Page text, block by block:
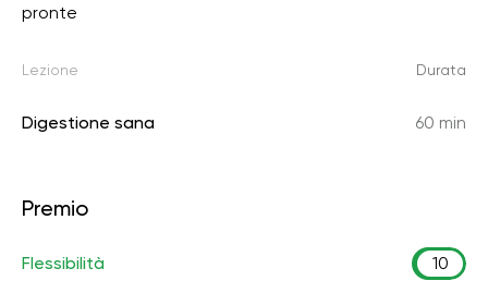
pronte
Lezione Durata
Digestione sana 60 min
Premio
Flessibilità 10